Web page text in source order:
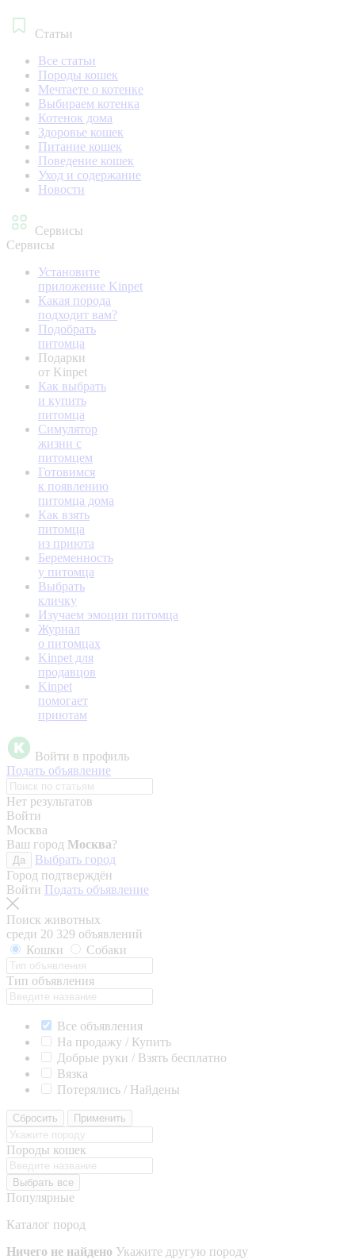
Статьи
Все статьи
Породы кошек
Мечтаете о котенке
Выбираем котенка
Котенок дома
Здоровье кошек
Питание кошек
Поведение кошек
Уход и содержание
Новости
Сервисы
Сервисы
Установите
приложение Kinpet
Какая порода
подходит вам?
Подобрать
питомца
Подарки
от Kinpet
Как выбрать
и купить
питомца
Симулятор
жизни с
питомцем
Готовимся
к появлению
питомца дома
Как взять
питомца
из приюта
Беременность
у питомца
Выбрать
кличку
Изучаем эмоции питомца
Журнал
о питомцах
Kinpet для
продавцов
Kinpet
помогает
приютам
Войти в профиль
Подать объявление
Нет результатов
Войти
Москва
Ваш город Москва?
Да
Выбрать город
Город подтверждён
Войти Подать объявление
Поиск животных
среди 20 329 объявлений
Кошки
Собаки
Тип объявления
Все объявления
На продажу / Купить
Добрые руки / Взять бесплатно
Вязка
Потерялись / Найдены
Сбросить Применить
Породы кошек
Выбрать все
Популярные
Каталог пород
Ничего не найдено Укажите другую породу